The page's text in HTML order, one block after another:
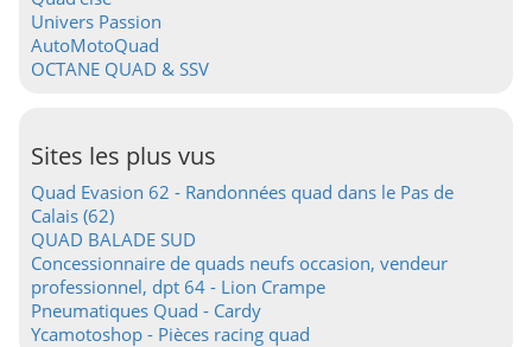
Univers Passion
AutoMotoQuad
OCTANE QUAD & SSV
Sites les plus vus
Quad Evasion 62 - Randonnées quad dans le Pas de
Calais (62)
QUAD BALADE SUD
Concessionnaire de quads neufs occasion, vendeur
professionnel, dpt 64 - Lion Crampe
Pneumatiques Quad - Cardy
Ycamotoshop - Pièces racing quad